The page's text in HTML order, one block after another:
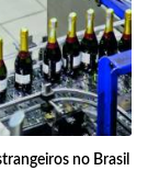
no Brasil